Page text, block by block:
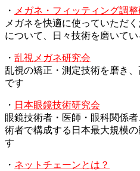
・ メガネ・フィッティング調
メガネを快適に使っていただ
について、日々技術を磨いて
・ 乱視メガネ研究会
乱視の矯正・測定技術を磨き
です
・ 日本眼鏡技術研究会
眼鏡技術者・医師・眼科関係
術者で構成する日本最大規模
す
・ ネットチェーンとは？